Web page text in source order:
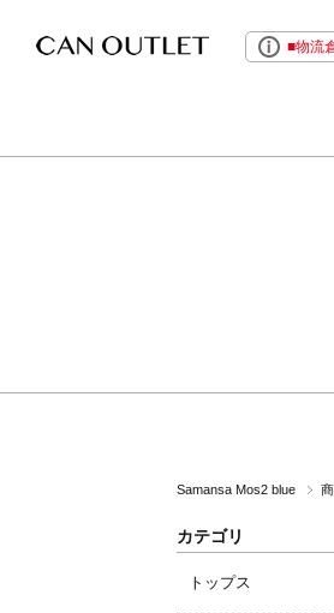
■物流
Samansa Mos2 blue
カテゴリ
トップス